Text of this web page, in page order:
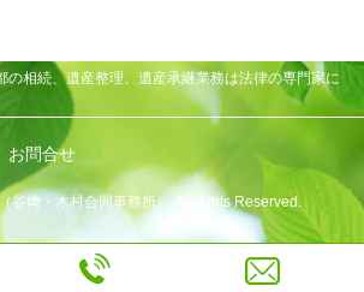
の相続、遺産整理、遺産承継業務は法律の専門家に
お問合せ
﨑・木村合同事務所） All rights Reserved.